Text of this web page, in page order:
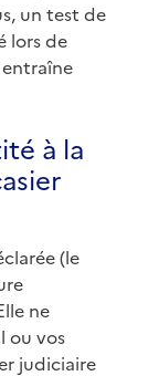
un test de
lors de
à la
(le
ne
ou vos
judiciaire